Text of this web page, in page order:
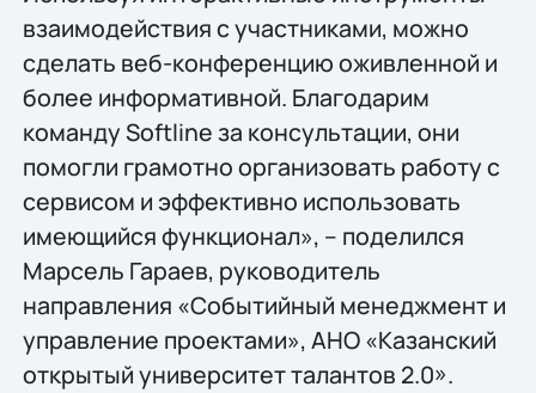
взаимодействия с участниками, можно
сделать веб-конференцию оживленной и
более информативной. Благодарим
команду Softline за консультации, они
помогли грамотно организовать работу с
сервисом и эффективно использовать
имеющийся функционал», – поделился
Марсель Гараев, руководитель
направления «Событийный менеджмент и
управление проектами», АНО «Казанский
открытый университет талантов 2.0».